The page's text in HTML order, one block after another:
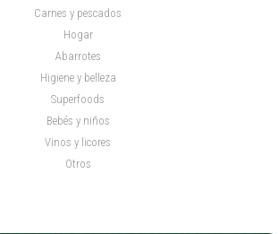
Carnes y pescados
Hogar
Abarrotes
Higiene y belleza
Superfoods
Bebés y niños
Vinos y licores
Otros